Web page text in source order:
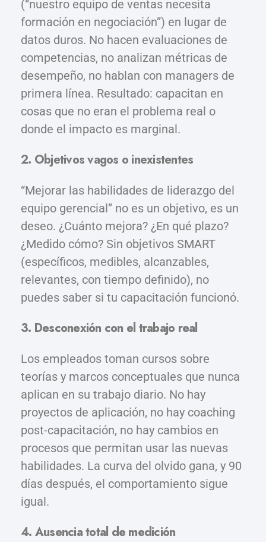
(“nuestro equipo de ventas necesita
formación en negociación”) en lugar de
datos duros. No hacen evaluaciones de
competencias, no analizan métricas de
desempeño, no hablan con managers de
primera línea. Resultado: capacitan en
cosas que no eran el problema real o
donde el impacto es marginal.
2. Objetivos vagos o inexistentes
“Mejorar las habilidades de liderazgo del
equipo gerencial” no es un objetivo, es un
deseo. ¿Cuánto mejora? ¿En qué plazo?
¿Medido cómo? Sin objetivos SMART
(específicos, medibles, alcanzables,
relevantes, con tiempo definido), no
puedes saber si tu capacitación funcionó.
3. Desconexión con el trabajo real
Los empleados toman cursos sobre
teorías y marcos conceptuales que nunca
aplican en su trabajo diario. No hay
proyectos de aplicación, no hay coaching
post-capacitación, no hay cambios en
procesos que permitan usar las nuevas
habilidades. La curva del olvido gana, y 90
días después, el comportamiento sigue
igual.
4. Ausencia total de medición